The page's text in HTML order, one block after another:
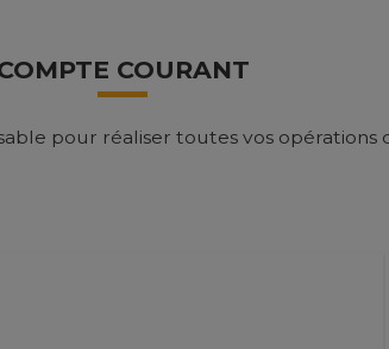
COURANT
pour réaliser toutes vos opérations